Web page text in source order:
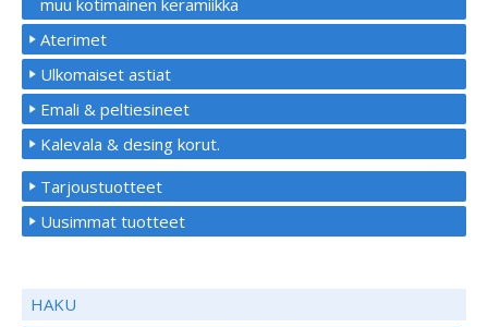
Aterimet
Ulkomaiset astiat
Emali & peltiesineet
Kalevala & desing korut.
Tarjoustuotteet
Uusimmat tuotteet
HAKU